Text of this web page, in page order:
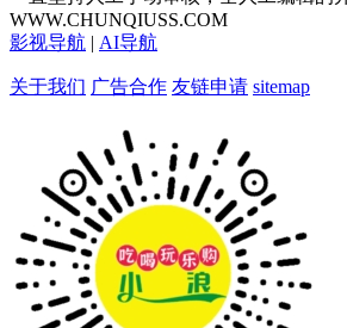
WWW.CHUNQIUSS.COM
影视导航 | AI导航
关于我们 广告合作 友链申请 sitemap